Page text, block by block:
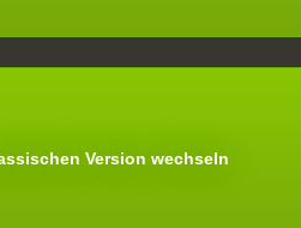
Version wechseln